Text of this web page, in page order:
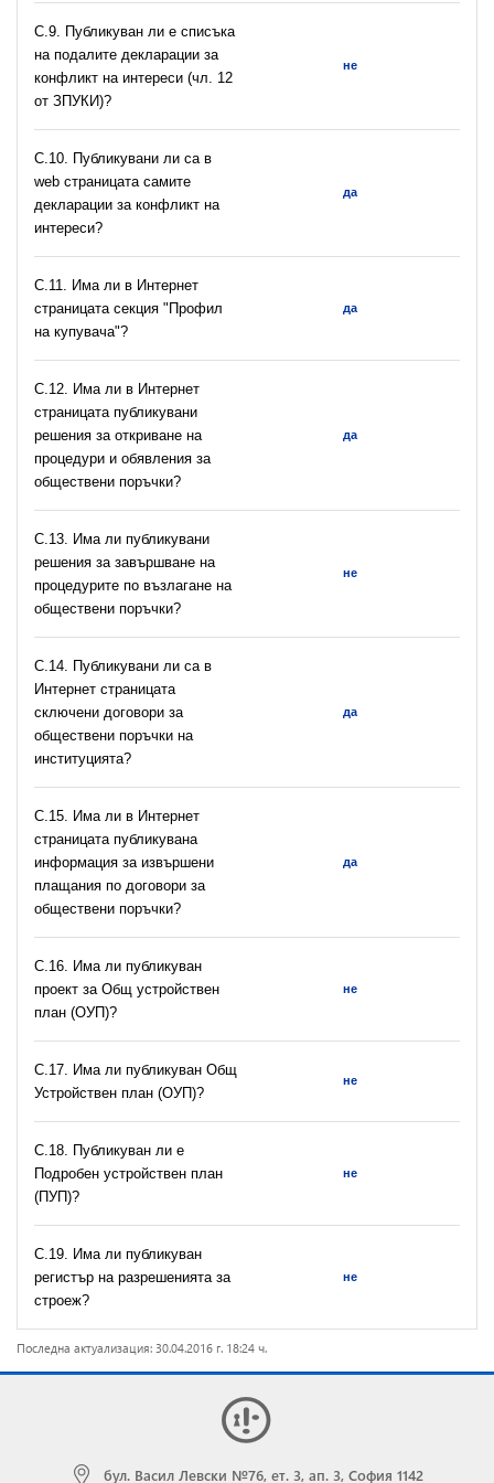
C.9. Публикуван ли е списъка
на подалите декларации за
конфликт на интереси (чл. 12
от ЗПУКИ)?
не
C.10. Публикувани ли са в
web страницата самите
декларации за конфликт на
интереси?
да
C.11. Има ли в Интернет
страницата секция "Профил
на купувача"?
да
С.12. Има ли в Интернет
страницата публикувани
решения за откриване на
процедури и обявления за
обществени поръчки?
да
С.13. Има ли публикувани
решения за завършване на
процедурите по възлагане на
обществени поръчки?
не
С.14. Публикувани ли са в
Интернет страницата
сключени договори за
обществени поръчки на
институцията?
да
С.15. Има ли в Интернет
страницата публикувана
информация за извършени
плащания по договори за
обществени поръчки?
да
С.16. Има ли публикуван
проект за Общ устройствен
план (ОУП)?
не
С.17. Има ли публикуван Общ
Устройствен план (ОУП)?
не
С.18. Публикуван ли е
Подробен устройствен план
(ПУП)?
не
С.19. Има ли публикуван
регистър на разрешeнията за
строеж?
не
Последна актуализация: 30.04.2016 г. 18:24 ч.
бул. Васил Левски №76, ет. 3, ап. 3, София 1142